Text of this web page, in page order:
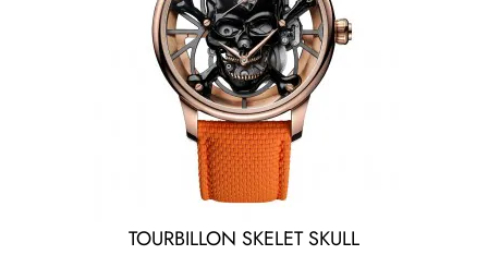
TOURBILLON SKELET SKULL